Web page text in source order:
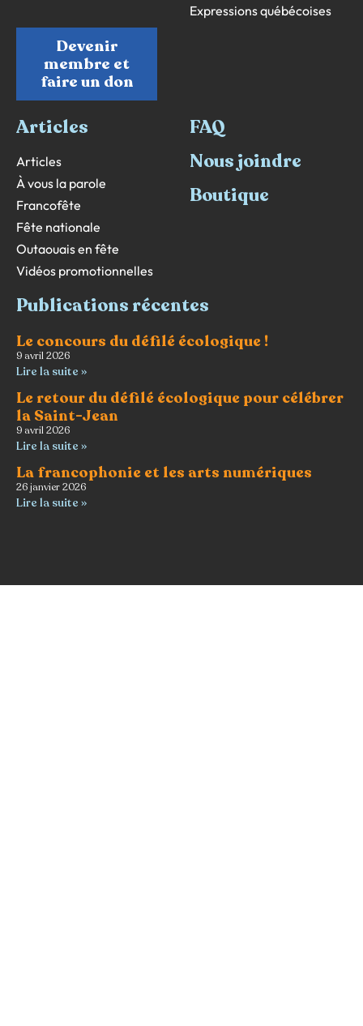
Devenir
membre et
faire un don
Expressions québécoises
Articles
Articles
À vous la parole
Francofête
Fête nationale
Outaouais en fête
Vidéos promotionnelles
FAQ
Nous joindre
Boutique
Publications récentes
Le concours du défilé écologique !
9 avril 2026
Lire la suite »
Le retour du défilé écologique pour célébrer
la Saint-Jean
9 avril 2026
Lire la suite »
La francophonie et les arts numériques
26 janvier 2026
Lire la suite »